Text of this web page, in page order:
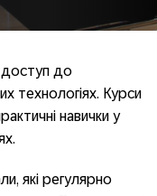
доступ до
технологіях. Курси
навички у
які регулярно